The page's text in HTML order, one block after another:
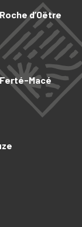
d’Oëtre
Macé